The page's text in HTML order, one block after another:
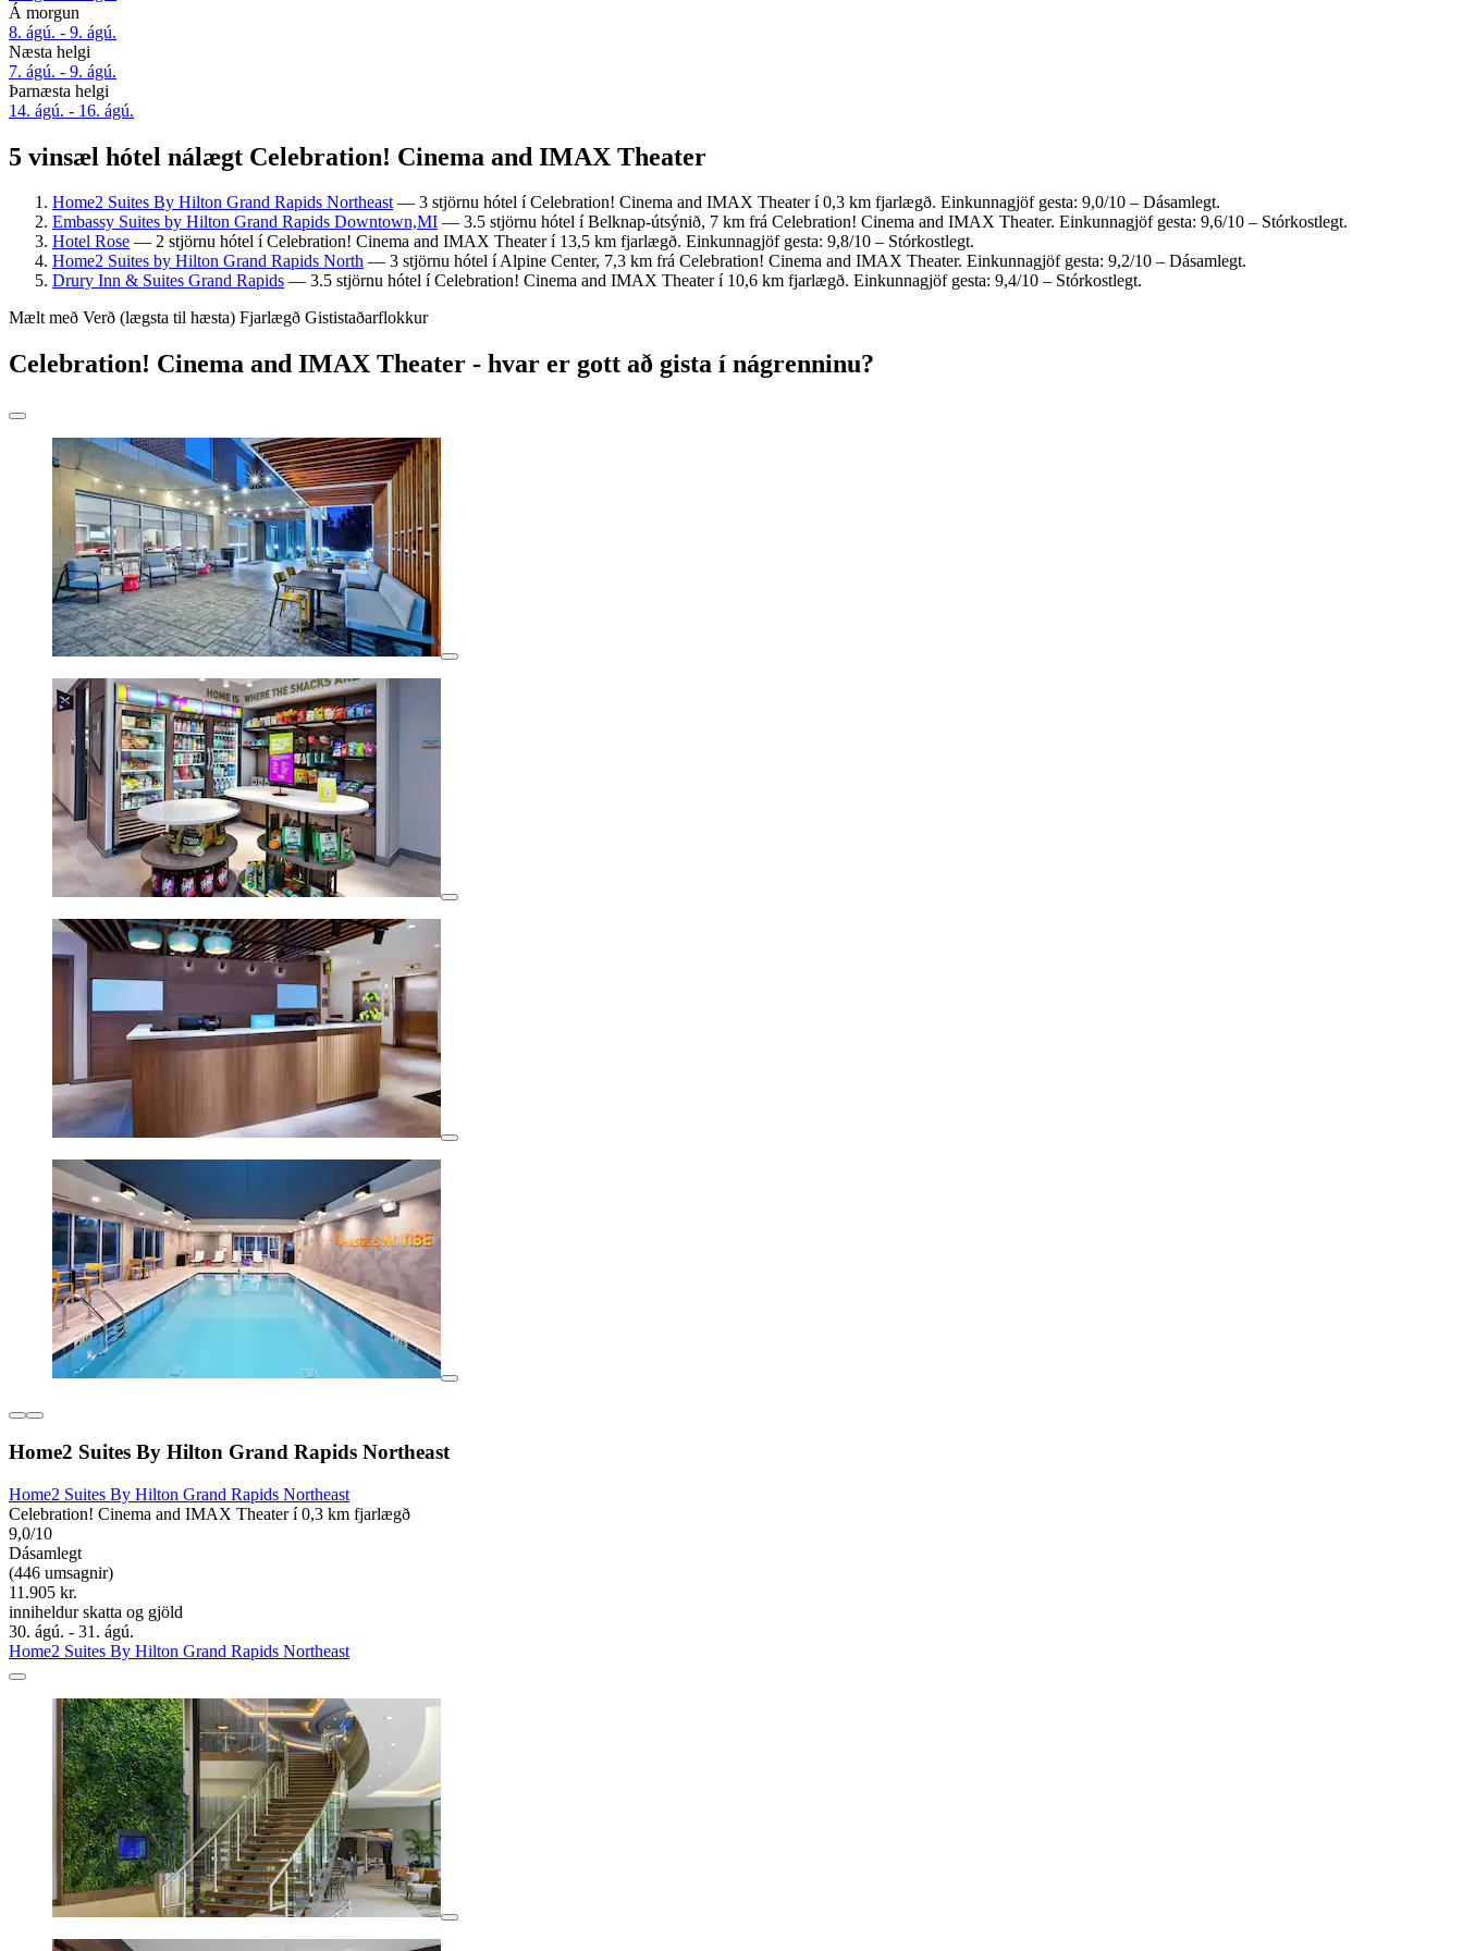
Á morgun
8. ágú. - 9. ágú.
Næsta helgi
7. ágú. - 9. ágú.
Þarnæsta helgi
14. ágú. - 16. ágú.
5 vinsæl hótel nálægt Celebration! Cinema and IMAX Theater
Home2 Suites By Hilton Grand Rapids Northeast— 3 stjörnu hótel í Celebration! Cinema and IMAX Theater í 0,3 km fjarlægð. Einkunnagjöf gesta: 9,0/10 – Dásamlegt.
Embassy Suites by Hilton Grand Rapids Downtown,MI — 3.5 stjörnu hótel í Belknap-útsýnið, 7 km frá Celebration! Cinema and IMAX Theater. Einkunnagjöf gesta: 9,6/10 – Stórkostlegt.
Hotel Rose — 2 stjörnu hótel í Celebration! Cinema and IMAX Theater í 13,5 km fjarlægð. Einkunnagjöf gesta: 9,8/10 – Stórkostlegt.
Home2 Suites by Hilton Grand Rapids North — 3 stjörnu hótel í Alpine Center, 7,3 km frá Celebration! Cinema and IMAX Theater. Einkunnagjöf gesta: 9,2/10 – Dásamlegt.
Drury Inn & Suites Grand Rapids — 3.5 stjörnu hótel í Celebration! Cinema and IMAX Theater í 10,6 km fjarlægð. Einkunnagjöf gesta: 9,4/10 – Stórkostlegt.
Mælt með Verð (lægsta til hæsta) Fjarlægð Gististaðarflokkur
Celebration! Cinema and IMAX Theater - hvar er gott að gista í nágrenninu?
Home2 Suites By Hilton Grand Rapids Northeast
Home2 Suites By Hilton Grand Rapids Northeast
Celebration! Cinema and IMAX Theater í 0,3 km fjarlægð
9,0/10
Dásamlegt
(446 umsagnir)
11.905 kr.
inniheldur skatta og gjöld
30. ágú. - 31. ágú.
Home2 Suites By Hilton Grand Rapids Northeast